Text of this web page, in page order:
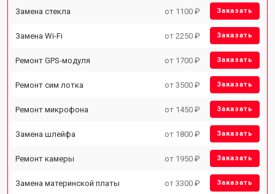
Замена стекла от 1100 ₽ Заказать
Замена Wi-Fi от 2250 ₽ Заказать
Ремонт GPS-модуля от 1700 ₽ Заказать
Ремонт сим лотка от 3500 ₽ Заказать
Ремонт микрофона от 1450 ₽ Заказать
Замена шлейфа от 1800 ₽ Заказать
Ремонт камеры от 1950 ₽ Заказать
Замена материнской платы от 3300 ₽ Заказать